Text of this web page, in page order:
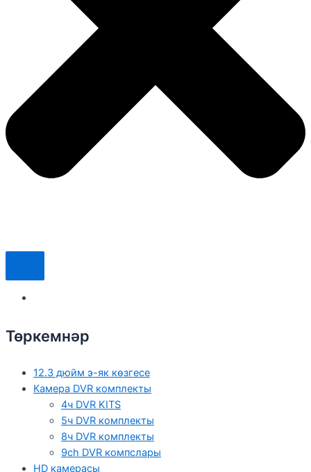
Төркемнәр
12.3 дюйм э-як көзгесе
Камера DVR комплекты
4ч DVR KITS
5ч DVR комплекты
8ч DVR комплекты
9ch DVR компслары
HD камерасы